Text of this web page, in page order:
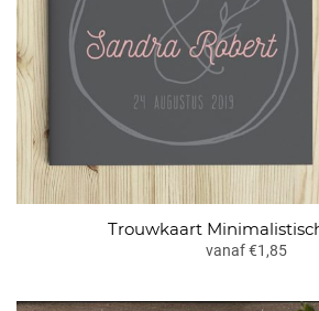
Trouwkaart
vanaf €1,85